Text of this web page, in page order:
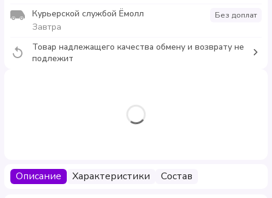
Курьерской службой Ёмолл
Завтра
Без доплат
Товар надлежащего качества обмену и возврату не
подлежит
Описание Характеристики Состав